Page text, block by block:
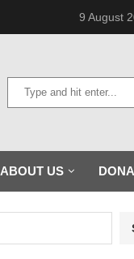
9 August
ABOUT US